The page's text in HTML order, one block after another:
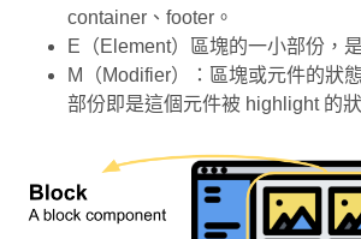
container、footer。
E（Element）區塊的一小部份，
M（Modifier）：區塊或元件的狀
部份即是這個元件被 highlight 的狀